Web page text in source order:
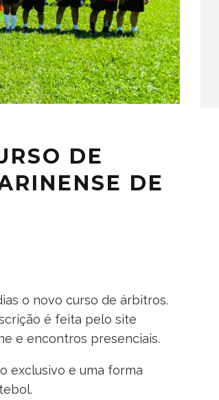
DE
DE
o novo curso de árbitros.
é feita pelo site
e encontros presenciais.
exclusivo e uma forma